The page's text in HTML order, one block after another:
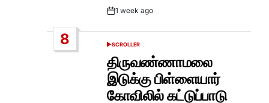
Post1 week ago
8
POSTED
SCROLLER
திருவண்ணாமலை
இடுக்கு பிள்ளையார்
கோவிலில் கட்டுப்பாடு